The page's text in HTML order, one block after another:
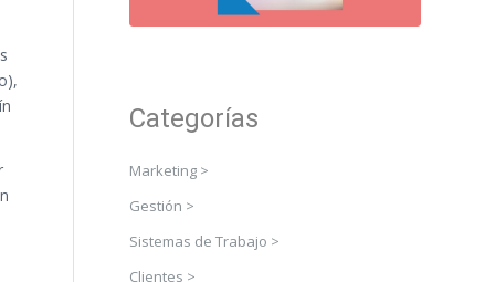
Categorías
Marketing >
Gestión >
Sistemas de Trabajo >
Clientes >